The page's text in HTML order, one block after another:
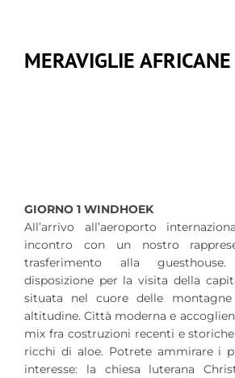
MERAVIGLIE AFRICANE
GIORNO 1 WINDHOEK
All’arrivo all’aeroporto
incontro con un nostro
trasferimento alla
disposizione per la visita della
situata nel cuore delle
altitudine. Città moderna e
mix fra costruzioni recenti e
ricchi di aloe. Potrete ammirare i
interesse: la chiesa luterana